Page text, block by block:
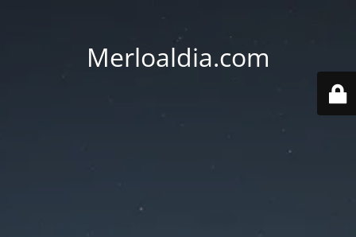
Merloaldia.com